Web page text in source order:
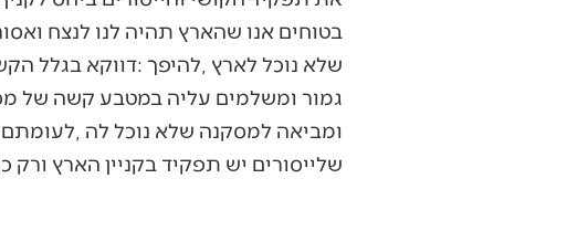
‬שלייסורים‭ ‬יש‭ ‬תפקיד‭ ‬בקניין‭ ‬הארץ‭ ‬ורק‭ ‬כך‭ ‬תקנה‭ ‬לנו‭ ‬הארץ‭. '‬עלה‭ ‬נעלה‭ ‬וירשנו‭ ‬אתה‭ ‬כי–יכול‭ ‬נוכל‭ ‬לה‭'.‬‭ ‬■